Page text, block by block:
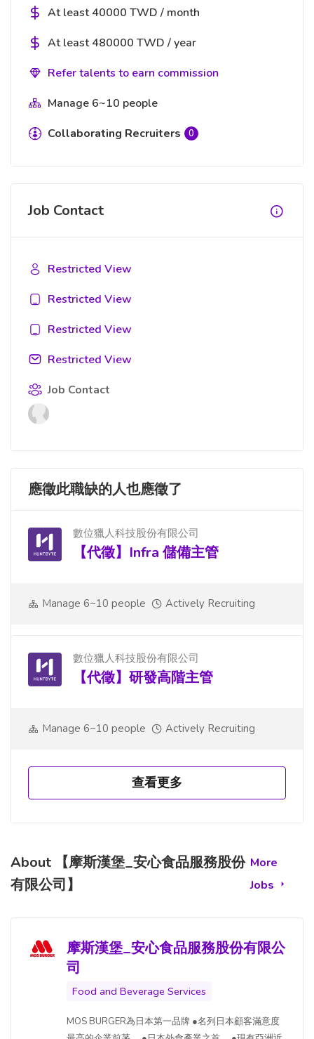
At least 40000 TWD / month
At least 480000 TWD / year
Refer talents to earn commission
Manage 6~10 people
Collaborating Recruiters
0
Job Contact
Restricted View
Restricted View
Restricted View
Restricted View
Job Contact
應徵此職缺的人也應徵了
數位獵人科技股份有限公司
【代徵】Infra 儲備主管
Manage 6~10 people Actively Recruiting
數位獵人科技股份有限公司
【代徵】研發高階主管
Manage 6~10 people Actively Recruiting
查看更多
About 【摩斯漢堡_安心食品服務股份
有限公司】
More
Jobs
摩斯漢堡_安心食品服務股份有限公
司
Food and Beverage Services
MOS BURGER為日本第一品牌 ●名列日本顧客滿意度